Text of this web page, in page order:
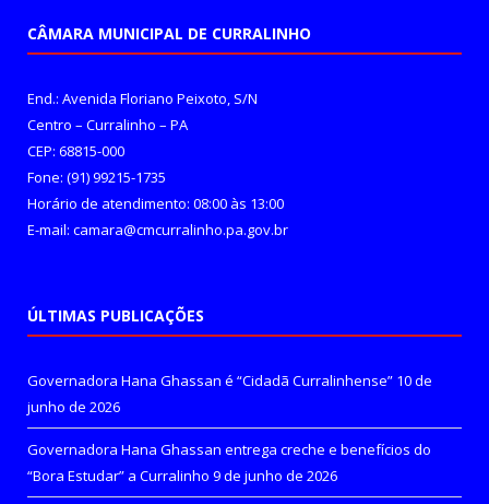
CÂMARA MUNICIPAL DE CURRALINHO
End.: Avenida Floriano Peixoto, S/N
Centro – Curralinho – PA
CEP: 68815-000
Fone: (91) 99215-1735
Horário de atendimento: 08:00 às 13:00
E-mail: camara@cmcurralinho.pa.gov.br
ÚLTIMAS PUBLICAÇÕES
Governadora Hana Ghassan é “Cidadã Curralinhense” 10 de
junho de 2026
Governadora Hana Ghassan entrega creche e benefícios do
“Bora Estudar” a Curralinho 9 de junho de 2026